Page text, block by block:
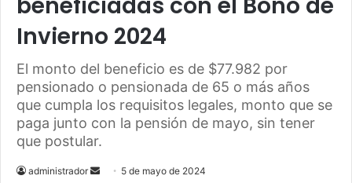
beneficiadas con el Bono de
Invierno 2024
El monto del beneficio es de $77.982 por
pensionado o pensionada de 65 o más años
que cumpla los requisitos legales, monto que se
paga junto con la pensión de mayo, sin tener
que postular.
administrador 5 de mayo de 2024
o
k
e